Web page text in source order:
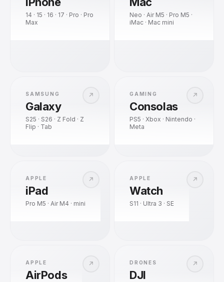
14 · 15 · 16 · 17 · Pro · Pro
Max
Neo · Air M5 · Pro M5 ·
iMac · Mac mini
↗
SAMSUNG
Galaxy
S25 · S26 · Z Fold · Z
Flip · Tab
↗
GAMING
Consolas
PS5 · Xbox · Nintendo ·
Meta
↗
APPLE
iPad
Pro M5 · Air M4 · mini
↗
APPLE
Watch
S11 · Ultra 3 · SE
↗
APPLE
AirPods
↗
DRONES
DJI